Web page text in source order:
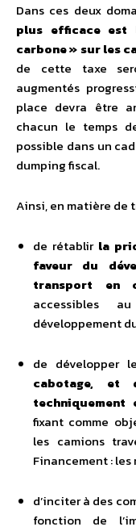
Dans ces deux
plus efficace est
carbone » sur les
de cette taxe
augmentés
place devra être
chacun le temps
possible dans un
dumping fiscal.
Ainsi, en matière de
de rétablir la
faveur du
transport en
accessibles
développement
de développer
cabotage,
techniquement
fixant comme
les camions
Financement :
d’inciter à des
fonction de